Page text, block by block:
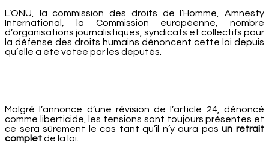
L’ONU, la commission des droits de l’Homme, Amnesty
International, la Commission européenne, nombre
d’organisations journalistiques, syndicats et collectifs pour
la défense des droits humains dénoncent cette loi depuis
qu’elle a été votée par les députés.
Malgré l’annonce d’une révision de l’article 24, dénoncé
comme liberticide, les tensions sont toujours présentes et
ce sera sûrement le cas tant qu’il n’y aura pasun retrait
completde la loi.